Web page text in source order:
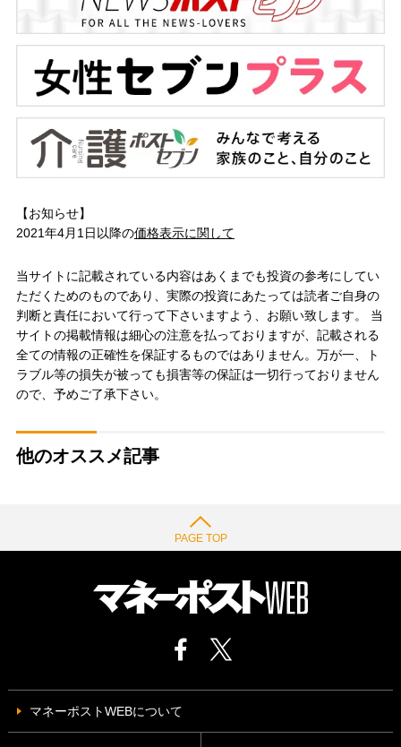
【お知らせ】
2021年4月1日以降の価格表示に関して
当サイトに記載されている内容はあくまでも投資の参考にしてい
ただくためのものであり、実際の投資にあたっては読者ご自身の
判断と責任において行って下さいますよう、お願い致します。 当
サイトの掲載情報は細心の注意を払っておりますが、記載される
全ての情報の正確性を保証するものではありません。万が一、ト
ラブル等の損失が被っても損害等の保証は一切行っておりません
ので、予めご了承下さい。
他のオススメ記事
PAGE TOP
マネーポストWEBについて